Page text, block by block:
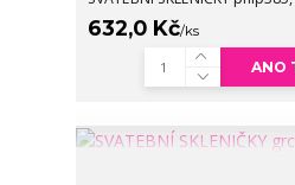
632,0 Kč/ks
ANO